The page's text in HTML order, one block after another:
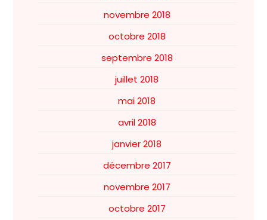
novembre 2018
octobre 2018
septembre 2018
juillet 2018
mai 2018
avril 2018
janvier 2018
décembre 2017
novembre 2017
octobre 2017